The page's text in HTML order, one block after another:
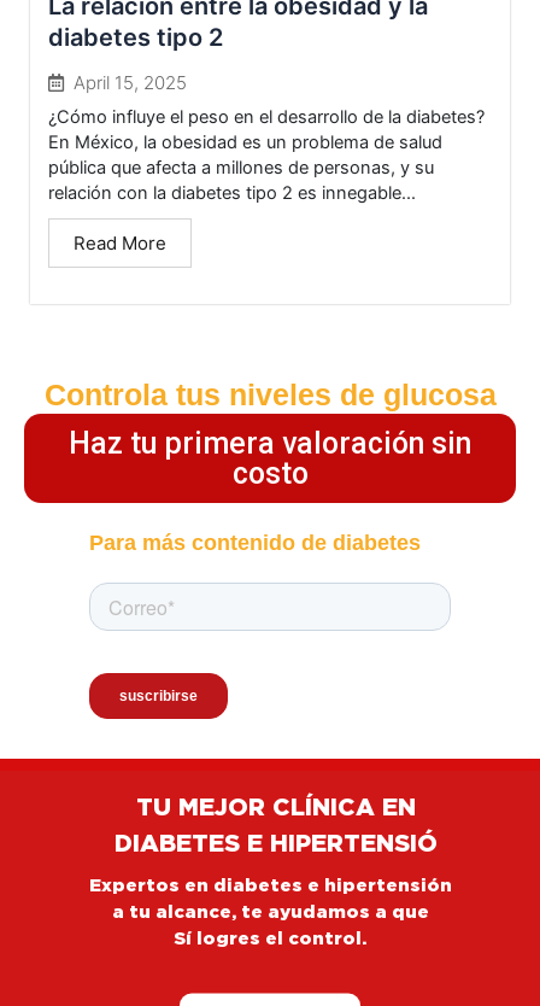
La relación entre la obesidad y la
diabetes tipo 2
April 15, 2025
¿Cómo influye el peso en el desarrollo de la diabetes?
En México, la obesidad es un problema de salud
pública que afecta a millones de personas, y su
relación con la diabetes tipo 2 es innegable...
Read More
Controla tus niveles de glucosa
Haz tu primera valoración sin
costo
Para más contenido de diabetes
TU MEJOR CLÍNICA EN
DIABETES E HIPERTENSIÓ
Expertos en diabetes e hipertensión
a tu alcance, te ayudamos a que
Sí logres el control.